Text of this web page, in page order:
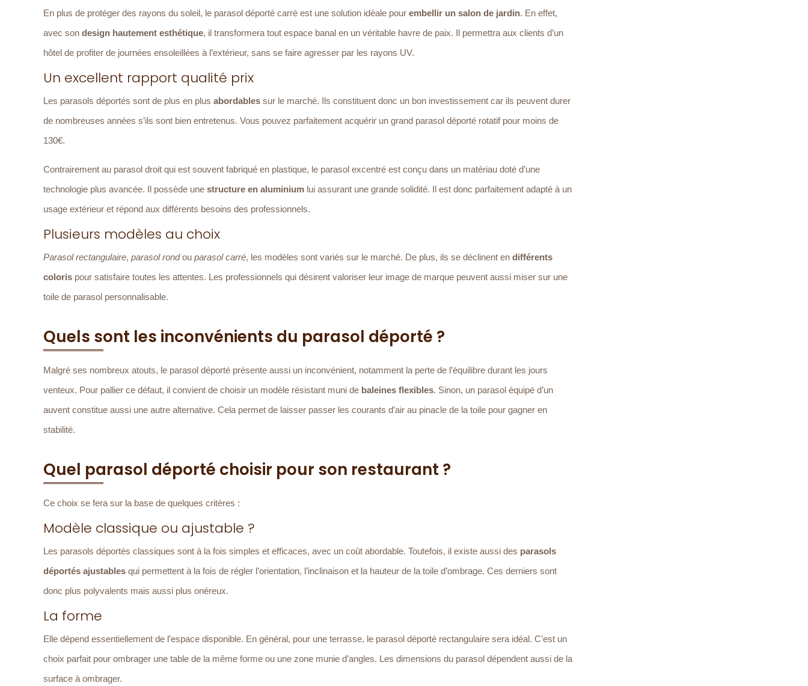
En plus de protéger des rayons du soleil, le parasol déporté carré est une solution idéale pour embellir un salon de jardin. En effet,
avec son design hautement esthétique, il transformera tout espace banal en un véritable havre de paix. Il permettra aux clients d’un
hôtel de profiter de journées ensoleillées à l’extérieur, sans se faire agresser par les rayons UV.
Un excellent rapport qualité prix
Les parasols déportés sont de plus en plus abordables sur le marché. Ils constituent donc un bon investissement car ils peuvent durer
de nombreuses années s’ils sont bien entretenus. Vous pouvez parfaitement acquérir un grand parasol déporté rotatif pour moins de
130€.
Contrairement au parasol droit qui est souvent fabriqué en plastique, le parasol excentré est conçu dans un matériau doté d’une
technologie plus avancée. Il possède une structure en aluminium lui assurant une grande solidité. Il est donc parfaitement adapté à un
usage extérieur et répond aux différents besoins des professionnels.
Plusieurs modèles au choix
Parasol rectangulaire, parasol rondou parasol carré, les modèles sont variés sur le marché. De plus, ils se déclinent en différents
coloris pour satisfaire toutes les attentes. Les professionnels qui désirent valoriser leur image de marque peuvent aussi miser sur une
toile de parasol personnalisable.
Quels sont les inconvénients du parasol déporté ?
Malgré ses nombreux atouts, le parasol déporté présente aussi un inconvénient, notamment la perte de l’équilibre durant les jours
venteux. Pour pallier ce défaut, il convient de choisir un modèle résistant muni de baleines flexibles. Sinon, un parasol équipé d’un
auvent constitue aussi une autre alternative. Cela permet de laisser passer les courants d’air au pinacle de la toile pour gagner en
stabilité.
Quel parasol déporté choisir pour son restaurant ?
Ce choix se fera sur la base de quelques critères :
Modèle classique ou ajustable ?
Les parasols déportés classiques sont à la fois simples et efficaces, avec un coût abordable. Toutefois, il existe aussi des parasols
déportés ajustables qui permettent à la fois de régler l’orientation, l’inclinaison et la hauteur de la toile d’ombrage. Ces derniers sont
donc plus polyvalents mais aussi plus onéreux.
La forme
Elle dépend essentiellement de l’espace disponible. En général, pour une terrasse, le parasol déporté rectangulaire sera idéal. C’est un
choix parfait pour ombrager une table de la même forme ou une zone munie d’angles. Les dimensions du parasol dépendent aussi de la
surface à ombrager.